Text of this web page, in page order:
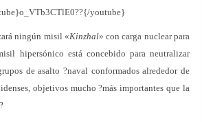
youtube}
ningún misil «Kinzhal» con carga nuclear para
hipersónico está concebido para neutralizar
de asalto ?naval conformados alrededor de
objetivos mucho ?más importantes que la